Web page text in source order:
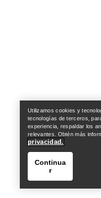
Utilizamos cookies y
tecnologías de terceros,
experiencia, respaldar los
relevantes. Obtén más
privacidad.
Continua
r